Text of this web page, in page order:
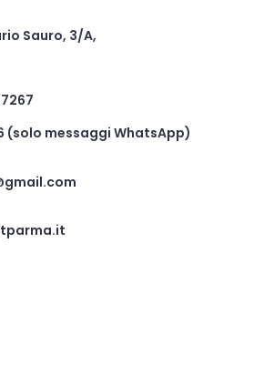
Sauro, 3/A,
(solo messaggi WhatsApp)